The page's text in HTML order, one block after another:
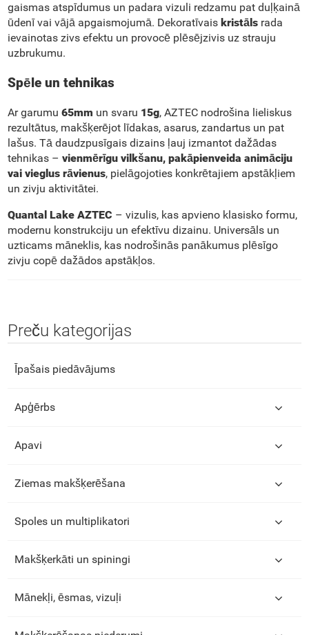
gaismas atspīdumus un padara vizuli redzamu pat duļķainā
ūdenī vai vājā apgaismojumā. Dekoratīvais kristālsrada
ievainotas zivs efektu un provocē plēsējzivis uz strauju
uzbrukumu.
Spēle un tehnikas
Ar garumu 65mm un svaru 15g, AZTEC nodrošina lieliskus
rezultātus, makšķerējot līdakas, asarus, zandartus un pat
lašus. Tā daudzpusīgais dizains ļauj izmantot dažādas
tehnikas – vienmērīgu vilkšanu, pakāpienveida animāciju
vai vieglus rāvienus, pielāgojoties konkrētajiem apstākļiem
un zivju aktivitātei.
Quantal Lake AZTEC – vizulis, kas apvieno klasisko formu,
modernu konstrukciju un efektīvu dizainu. Universāls un
uzticams māneklis, kas nodrošinās panākumus plēsīgo
zivju copē dažādos apstākļos.
Preču kategorijas
Īpašais piedāvājums
Apģērbs
Apavi
Ziemas makšķerēšana
Spoles un multiplikatori
Makšķerkāti un spiningi
Mānekļi, ēsmas, vizuļi